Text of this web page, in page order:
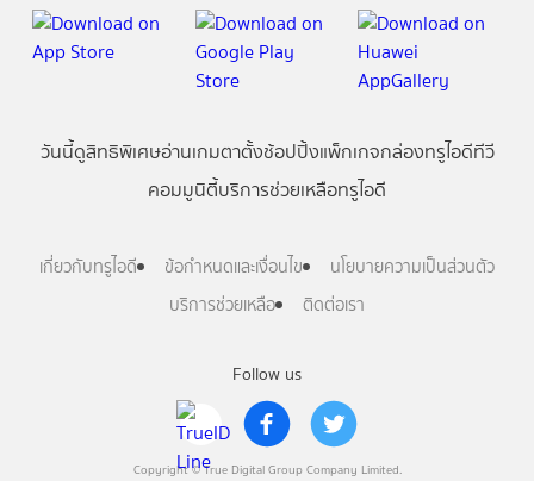
Follow us
Copyright © True Digital Group Company Limited.
วันนี้ดูสิทธิพิเศษอ่านเกมตาตั้งช้อปปิ้งแพ็กเกจกล่องทรูไอดีทีวี
คอมมูนิตี้บริการช่วยเหลือทรูไอดี
เกี่ยวกับทรูไอดี ข้อกำหนดและเงื่อนไข
นโยบายความเป็นส่วนตัว
บริการช่วยเหลือ
ติดต่อเรา